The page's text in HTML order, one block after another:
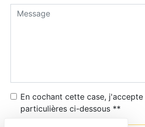
En cochant cette case,
particulières ci-dessous **